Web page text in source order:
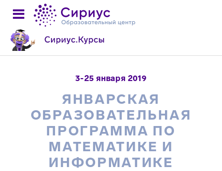
3-25 января 2019
ЯНВАРСКАЯ
ОБРАЗОВАТЕЛЬНАЯ
ПРОГРАММА ПО
МАТЕМАТИКЕ И
ИНФОРМАТИКЕ